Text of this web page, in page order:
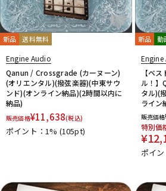
K-N
KAWAI KAWAII FUTURESAMPLES
Klevgrand
LEWITT
moog
MOTU
Native
Nektar Technology
NEUMANN
O-R
OVERLOUD PG
Plugin Alliance
POLYVERSE
PROJECT SAM
S-T
新品 送料無料
Engine Audio
Qanun / Crossgrade (カーヌーン)
(オリエンタル)(撥弦楽器)(中東サウ
ンド)(オンライン納品)(2時間以内に
納品)
販売価格¥11,638(税込)
ポイント：1% (105pt)
新品 動
【ベ
ル！】
タル)(
ライン
販売価格
特別価
¥
ポイ